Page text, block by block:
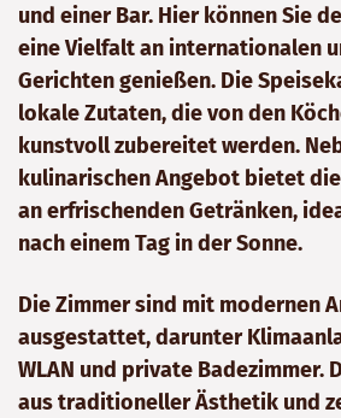
und einer Bar. Hier können Sie
eine Vielfalt an internationalen
Gerichten genießen. Die
lokale Zutaten, die von den
kunstvoll zubereitet werden.
kulinarischen Angebot bietet
an erfrischenden Getränken,
nach einem Tag in der Sonne.
Die Zimmer sind mit modernen
ausgestattet, darunter
WLAN und private Badezimmer.
aus traditioneller Ästhetik und